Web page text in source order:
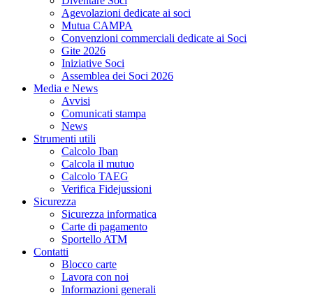
Agevolazioni dedicate ai soci
Mutua CAMPA
Convenzioni commerciali dedicate ai Soci
Gite 2026
Iniziative Soci
Assemblea dei Soci 2026
Media e News
Avvisi
Comunicati stampa
News
Strumenti utili
Calcolo Iban
Calcola il mutuo
Calcolo TAEG
Verifica Fidejussioni
Sicurezza
Sicurezza informatica
Carte di pagamento
Sportello ATM
Contatti
Blocco carte
Lavora con noi
Informazioni generali